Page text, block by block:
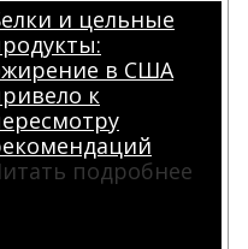
и цельные
в США
к
подробнее